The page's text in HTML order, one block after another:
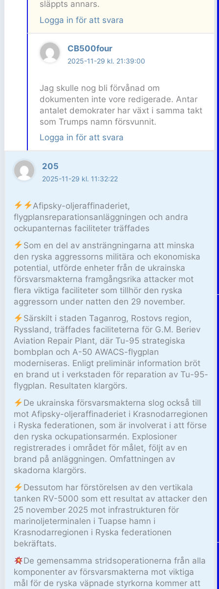
släppts annars.
Logga in för att svara
CB500four
2025-11-29 kl. 21:39:00
Jag skulle nog bli förvånad om
dokumenten inte vore redigerade. Antar
antalet demokrater har växt i samma takt
som Trumps namn försvunnit.
Logga in för att svara
205
2025-11-29 kl. 11:32:22
Afipsky-oljeraffinaderiet,
flygplansreparationsanläggningen och andra
ockupanternas faciliteter träffades
Som en del av ansträngningarna att minska
den ryska aggressorns militära och ekonomiska
potential, utförde enheter från de ukrainska
försvarsmakterna framgångsrika attacker mot
flera viktiga faciliteter som tillhör den ryska
aggressorn under natten den 29 november.
Särskilt i staden Taganrog, Rostovs region,
Ryssland, träffades faciliteterna för G.M. Beriev
Aviation Repair Plant, där Tu-95 strategiska
bombplan och A-50 AWACS-flygplan
moderniseras. Enligt preliminär information bröt
en brand ut i verkstaden för reparation av Tu-95-
flygplan. Resultaten klargörs.
De ukrainska försvarsmakterna slog också till
mot Afipsky-oljeraffinaderiet i Krasnodarregionen
i Ryska federationen, som är involverat i att förse
den ryska ockupationsarmén. Explosioner
registrerades i området för målet, följt av en
brand på anläggningen. Omfattningen av
skadorna klargörs.
Dessutom har förstörelsen av den vertikala
tanken RV-5000 som ett resultat av attacker den
25 november 2025 mot infrastrukturen för
marinoljeterminalen i Tuapse hamn i
Krasnodarregionen i Ryska federationen
bekräftats.
De gemensamma stridsoperationerna från alla
komponenter av försvarsmakterna mot viktiga
mål för de ryska väpnade styrkorna kommer att